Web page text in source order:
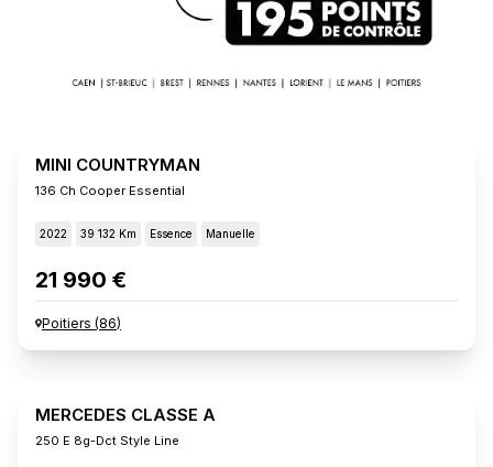
MINI COUNTRYMAN
136 Ch Cooper Essential
2022 39 132 Km Essence Manuelle
21 990 €
Poitiers (86)
MERCEDES CLASSE A
250 E 8g-Dct Style Line